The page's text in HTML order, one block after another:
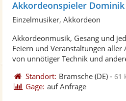
Akkordeonspieler Dominik
Einzelmusiker, Akkordeon
Akkordeonmusik, Gesang und
Feiern und Veranstaltungen aller
von unnötiger Technik und
Standort: Bramsche (DE) -61
Gage: auf Anfrage